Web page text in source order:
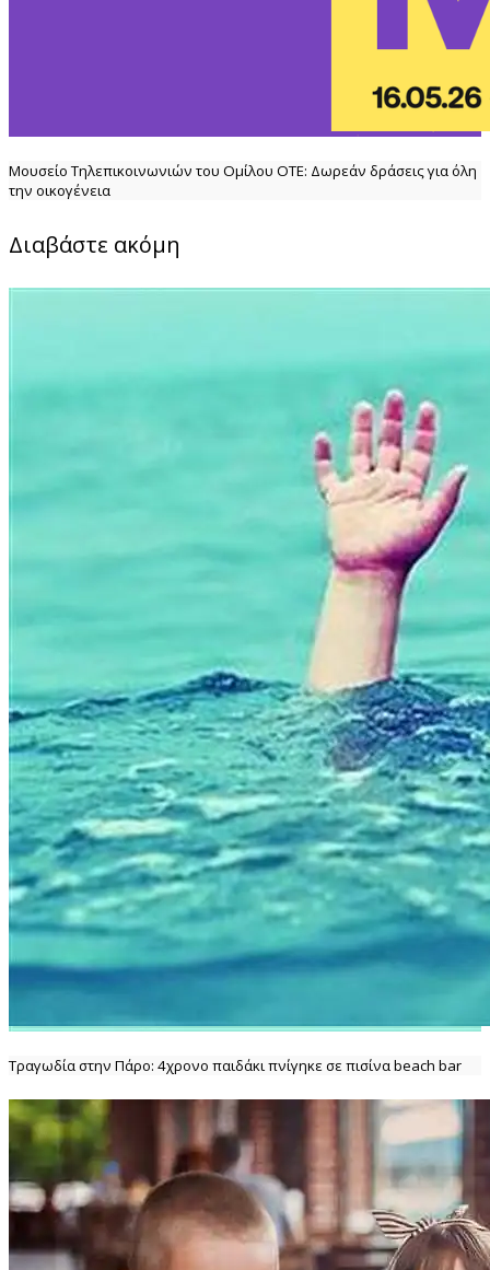
Μουσείο Τηλεπικοινωνιών του Ομίλου ΟΤΕ: Δωρεάν δράσεις για όλη
την οικογένεια
Διαβάστε ακόμη
Τραγωδία στην Πάρο: 4χρονο παιδάκι πνίγηκε σε πισίνα beach bar